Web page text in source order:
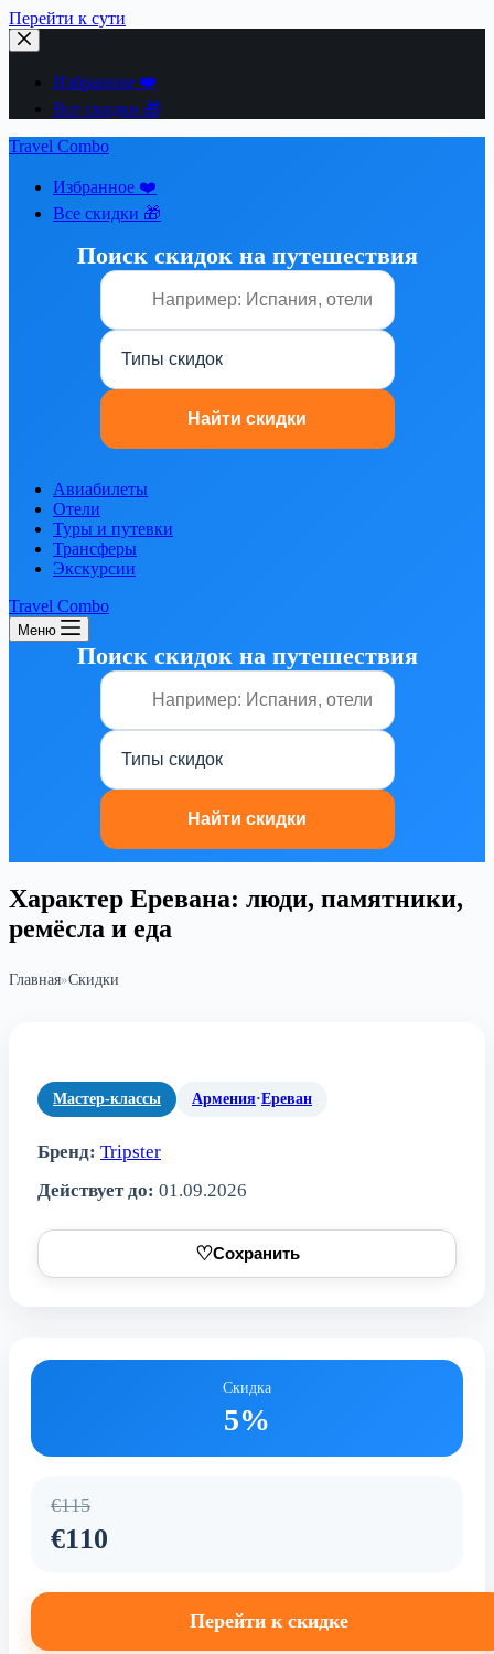
Перейти к сути
Избранное ❤️
Все скидки 🎁
Travel Combo
Избранное ❤️
Все скидки 🎁
Поиск скидок на путешествия
Авиабилеты
Отели
Туры и путевки
Трансферы
Экскурсии
Travel Combo
Меню
Поиск скидок на путешествия
Характер Еревана: люди, памятники,
ремёсла и еда
Главная»Скидки
Мастер-классы Армения·Ереван
Бренд: Tripster
Действует до: 01.09.2026
♡Сохранить
Скидка
5%
€115
€110
Перейти к скидке